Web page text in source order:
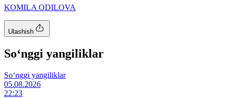
KOMILA ODILOVA
Ulashish
So‘nggi yangiliklar
So‘nggi yangiliklar
05.08.2026
22:23